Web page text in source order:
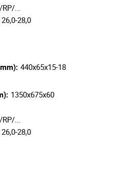
...
26,0-28,0
440x65x15-18
1350x675x60
...
26,0-28,0